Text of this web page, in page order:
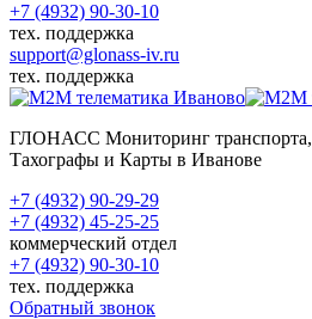
+7 (4932) 90-30-10
тех. поддержка
support@glonass-iv.ru
тех. поддержка
ГЛОНАСС Мониторинг транспорта,
Тахографы и Карты в Иванове
+7 (4932) 90-29-29
+7 (4932) 45-25-25
коммерческий отдел
+7 (4932) 90-30-10
тех. поддержка
Обратный звонок